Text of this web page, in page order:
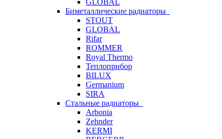
GLOBAL
Биметаллические радиаторы
STOUT
GLOBAL
Rifar
ROMMER
Royal Thermo
Теплоприбор
BILUX
Germanium
SIRA
Стальные радиаторы
Arbonia
Zehnder
KERMI